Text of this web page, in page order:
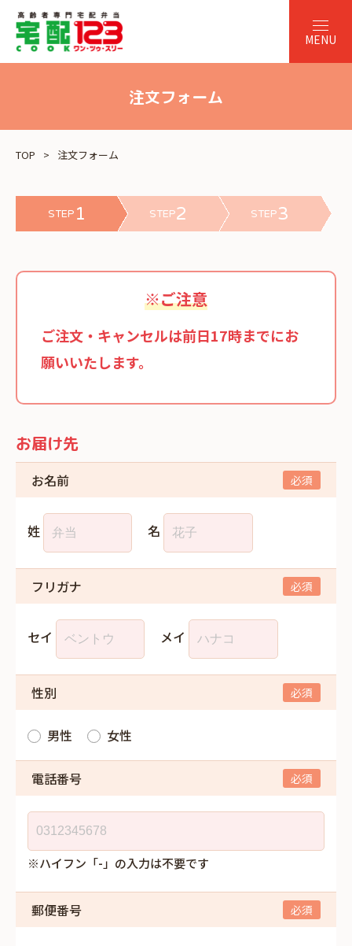
注文フォーム
TOP 注文フォーム
STEP 1 STEP2 STEP3
※ご注意
ご注文・キャンセルは前日17時までにお
願いいたします。
お届け先
お名前
姓 名
フリガナ
セイ メイ
性別
男性 女性
電話番号
※ハイフン「-」の入力は不要です
郵便番号